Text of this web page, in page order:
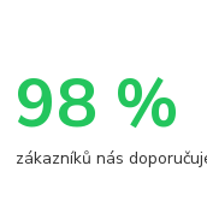
98 %
zákazníků nás